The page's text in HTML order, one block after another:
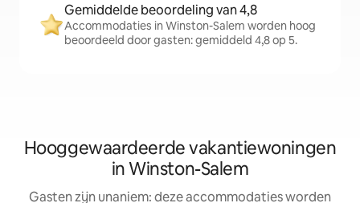
Gemiddelde beoordeling van 4,8
Accommodaties in Winston-Salem worden hoog
beoordeeld door gasten: gemiddeld 4,8 op 5.
Hooggewaardeerde vakantiewoningen
in Winston-Salem
Gasten zijn unaniem: deze accommodaties worden